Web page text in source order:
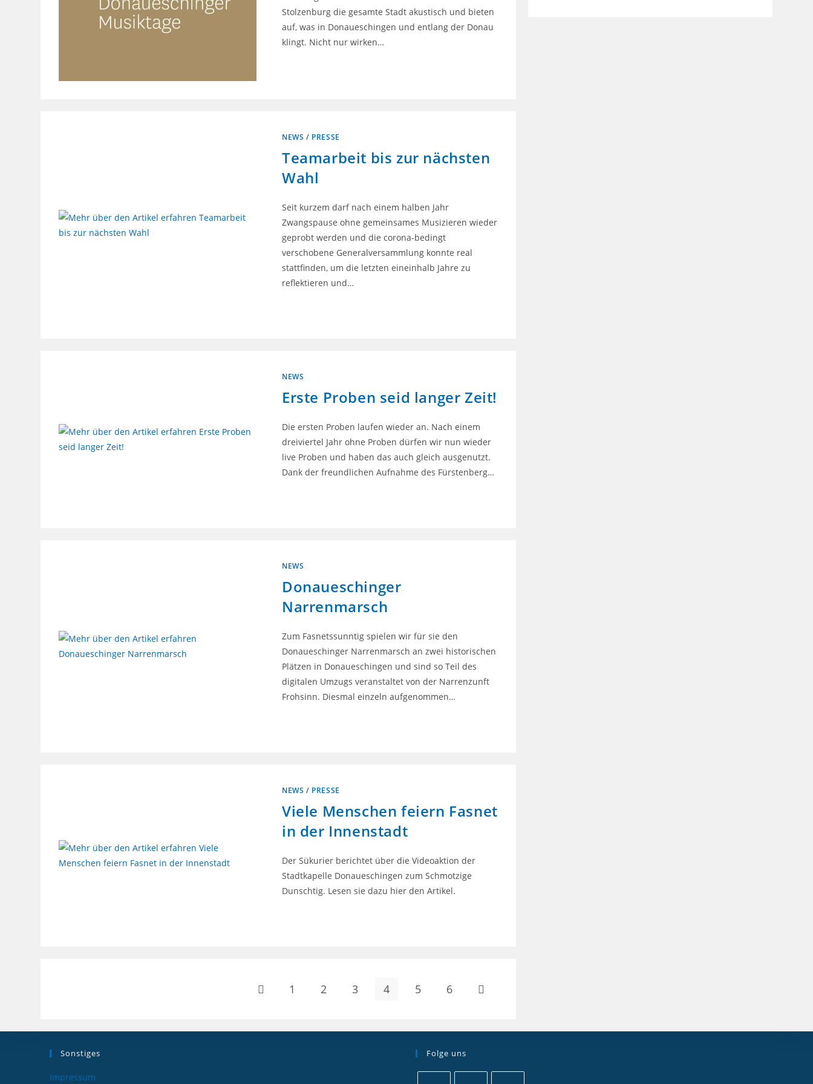
Stolzenburg die gesamte Stadt akustisch und bieten
auf, was in Donaueschingen und entlang der Donau
klingt. Nicht nur wirken…
NEWS / PRESSE
Teamarbeit bis zur nächsten
Wahl
Seit kurzem darf nach einem halben Jahr
Zwangspause ohne gemeinsames Musizieren wieder
geprobt werden und die corona-bedingt
verschobene Generalversammlung konnte real
stattfinden, um die letzten eineinhalb Jahre zu
reflektieren und…
NEWS
Erste Proben seid langer Zeit!
Die ersten Proben laufen wieder an. Nach einem
dreiviertel Jahr ohne Proben dürfen wir nun wieder
live Proben und haben das auch gleich ausgenutzt.
Dank der freundlichen Aufnahme des Fürstenberg…
NEWS
Donaueschinger
Narrenmarsch
Zum Fasnetssunntig spielen wir für sie den
Donaueschinger Narrenmarsch an zwei historischen
Plätzen in Donaueschingen und sind so Teil des
digitalen Umzugs veranstaltet von der Narrenzunft
Frohsinn. Diesmal einzeln aufgenommen…
NEWS / PRESSE
Viele Menschen feiern Fasnet
in der Innenstadt
Der Sükurier berichtet über die Videoaktion der
Stadtkapelle Donaueschingen zum Schmotzige
Dunschtig. Lesen sie dazu hier den Artikel.
1 2 3 4 5 6
Sonstiges
Impressum
Folge uns